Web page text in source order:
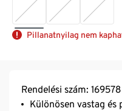
Pillanatnyilag nem
Rendelési szám: 169578
Különösen vastag és